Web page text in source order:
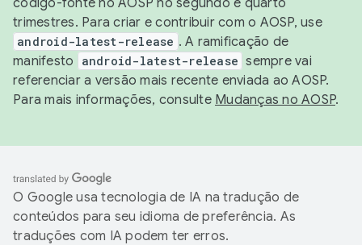
código-fonte no AOSP no segundo e quarto
trimestres. Para criar e contribuir com o AOSP, use
android-latest-release . A ramificação de
manifesto
android-latest-release sempre vai
referenciar a versão mais recente enviada ao AOSP.
Para mais informações, consulte Mudanças no AOSP.
O Google usa tecnologia de IA na tradução de
conteúdos para seu idioma de preferência. As
traduções com IA podem ter erros.